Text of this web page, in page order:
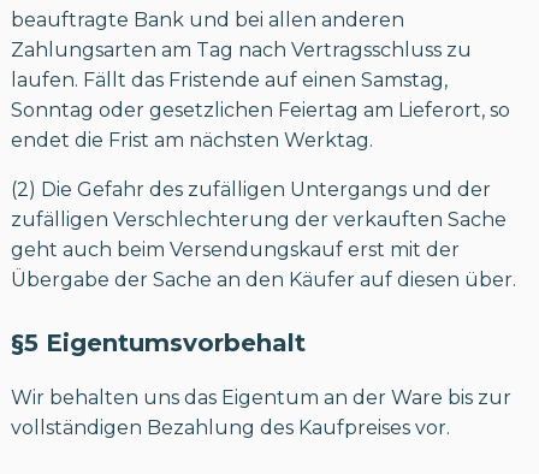
beauftragte Bank und bei allen anderen
Zahlungsarten am Tag nach Vertragsschluss zu
laufen. Fällt das Fristende auf einen Samstag,
Sonntag oder gesetzlichen Feiertag am Lieferort, so
endet die Frist am nächsten Werktag.
(2) Die Gefahr des zufälligen Untergangs und der
zufälligen Verschlechterung der verkauften Sache
geht auch beim Versendungskauf erst mit der
Übergabe der Sache an den Käufer auf diesen über.
§5 Eigentumsvorbehalt
Wir behalten uns das Eigentum an der Ware bis zur
vollständigen Bezahlung des Kaufpreises vor.